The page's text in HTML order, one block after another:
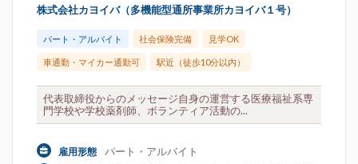
株式会社カヨイバ（多機能型通所事業所カヨイバ１号）
パート・アルバイト 社会保険完備 見学OK
車通勤・マイカー通勤可 駅近（徒歩10分以内）
代表取締役からのメッセージ自身の運営する医療福祉系専
門学校や学校薬剤師、ボランティア活動の...
雇用形態 パート・アルバイト